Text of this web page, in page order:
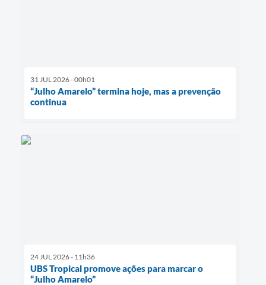
31 JUL 2026 - 00h01
“Julho Amarelo” termina hoje, mas a prevenção
continua
24 JUL 2026 - 11h36
UBS Tropical promove ações para marcar o
“Julho Amarelo”